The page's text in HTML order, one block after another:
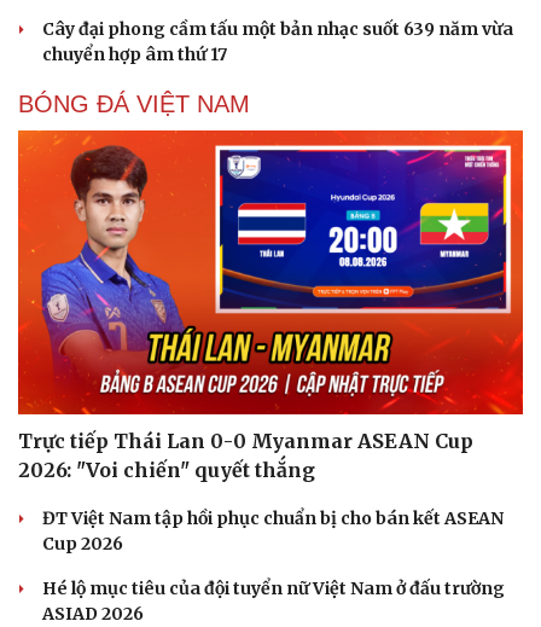
Cây đại phong cầm tấu một bản nhạc suốt 639 năm vừa
chuyển hợp âm thứ 17
BÓNG ĐÁ VIỆT NAM
Trực tiếp Thái Lan 0-0 Myanmar ASEAN Cup
2026: "Voi chiến" quyết thắng
ĐT Việt Nam tập hồi phục chuẩn bị cho bán kết ASEAN
Cup 2026
Hé lộ mục tiêu của đội tuyển nữ Việt Nam ở đấu trường
ASIAD 2026